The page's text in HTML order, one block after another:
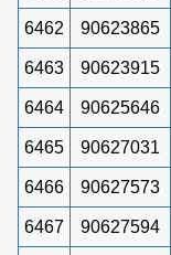
6462 90623865
6463 90623915
6464 90625646
6465 90627031
6466 90627573
6467 90627594